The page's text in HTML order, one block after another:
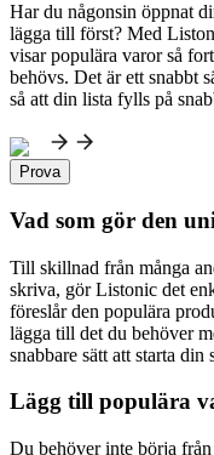
Har du någonsin öppnat
lägga till först? Med
visar populära varor så
behövs. Det är ett snabbt
så att din lista fylls på
Prova
Vad som gör den
Till skillnad från många
skriva, gör Listonic det
föreslår den populära
lägga till det du behöver
snabbare sätt att starta din
Lägg till populära
Du behöver inte börja